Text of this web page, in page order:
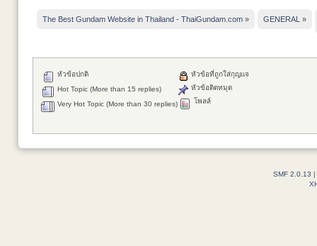
The Best Gundam Website in Thailand - ThaiGundam.com » GENERAL »
หัวข้อปกติ
Hot Topic (More than 15 replies)
Very Hot Topic (More than 30 replies)
หัวข้อที่ถูกใส่กุญแจ
หัวข้อติดหมุด
โพลล์
SMF 2.0.13 |